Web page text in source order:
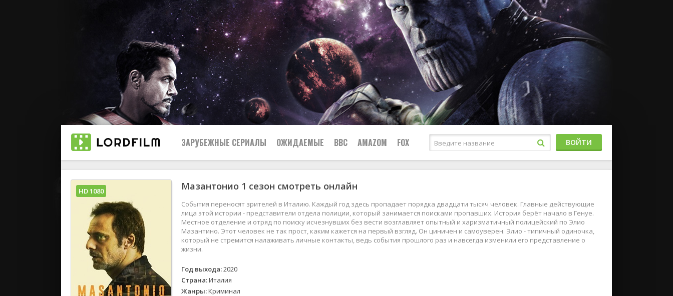
ЗАРУБЕЖНЫЕ СЕРИАЛЫ
Все
2019
2018
2017
Испания
Германия
Боевики
Приключения
Детективы
Военные
Семейные
Спортивные
ОЖИДАЕМЫЕ BBC AMAZOM FOX ВОЙТИ
Мазантонио 1 сезон смотреть онлайн
События переносят зрителей в Италию. Каждый год здесь пропадает порядка двадцати тысяч человек. Главные действующие
лица этой истории - представители отдела полиции, который занимается поисками пропавших. История берёт начало в Генуе.
Местное отделение и отряд по поиску исчезнувших без вести возглавляет опытный и харизматичный полицейский по Элио
Мазантино. Этот человек не так прост, каким кажется на первый взгляд. Он циничен и самоуверен. Элио - типичный одиночка,
который не стремится налаживать личные контакты, ведь события прошлого раз и навсегда изменили его представление о
жизни.
Год выхода:2020
Страна:Италия
Жанры:Криминал
HD 1080